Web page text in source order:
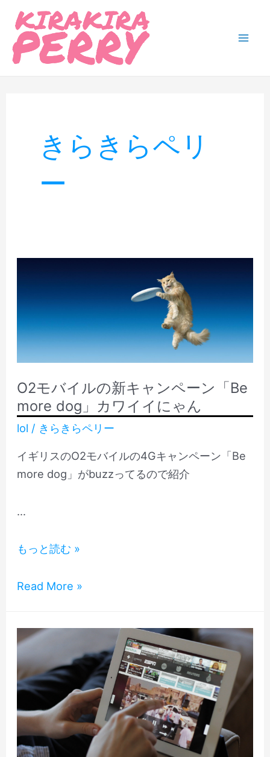
きらきらペリ
ー
O2モバイルの新キャンペーン「Be
more dog」カワイイにゃん
lol / きらきらペリー
イギリスのO2モバイルの4Gキャンペーン「Be
more dog」がbuzzってるので紹介
…
O2
バ
の
新
キ
ャ
ン
ペ
ー
もっと読む »
O2
イ
ル
の
新
キ
ャ
ン
Read More »